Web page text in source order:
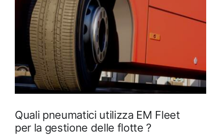
Quali pneumatici utilizza EM Fleet
per la gestione delle flotte ?